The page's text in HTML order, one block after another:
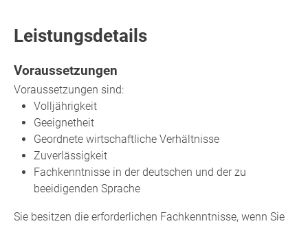
Leistungsdetails
Voraussetzungen
Voraussetzungen sind:
Volljährigkeit
Geeignetheit
Geordnete wirtschaftliche Verhältnisse
Zuverlässigkeit
Fachkenntnisse in der deutschen und der zu
beeidigenden Sprache
Sie besitzen die erforderlichen Fachkenntnisse, wenn Sie